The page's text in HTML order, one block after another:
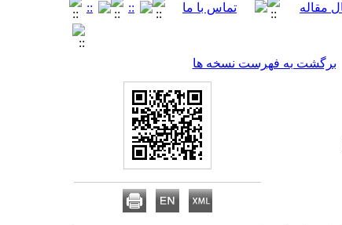
برگشت به فهرست نسخه ها